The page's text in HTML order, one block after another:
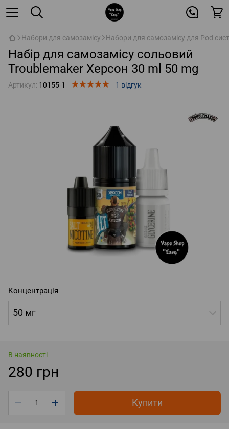
Набори для самозамісу Набори для самозамісу для Pod
Набір для самозамісу сольовий
Troublemaker Херсон 30 ml 50 mg
Артикул: 10155-1 1 відгук
Концентрація
50 мг
В наявності
280 грн
Купити